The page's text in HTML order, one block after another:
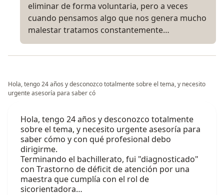
eliminar de forma voluntaria, pero a veces
cuando pensamos algo que nos genera mucho
malestar tratamos constantemente…
Hola, tengo 24 años y desconozco totalmente sobre el tema, y necesito
urgente asesoría para saber có
Hola, tengo 24 años y desconozco totalmente
sobre el tema, y necesito urgente asesoría para
saber cómo y con qué profesional debo
dirigirme.
Terminando el bachillerato, fui "diagnosticado"
con Trastorno de déficit de atención por una
maestra que cumplía con el rol de
sicorientadora…